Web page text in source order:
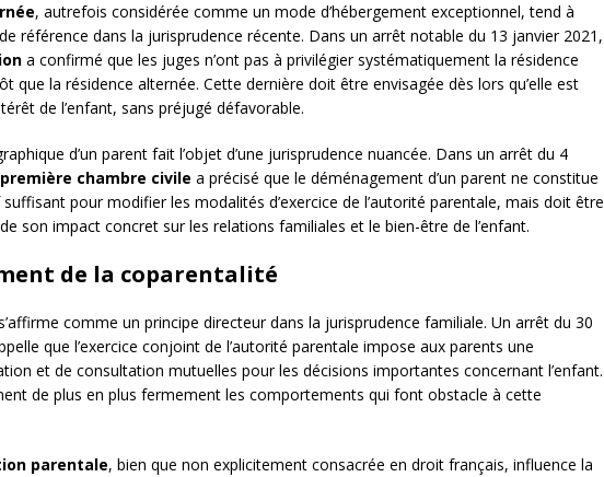
, autrefois considérée comme un mode d’hébergement exceptionnel, tend à
référence dans la jurisprudence récente. Dans un arrêt notable du 13 janvier 2021,
a confirmé que les juges n’ont pas à privilégier systématiquement la résidence
que la résidence alternée. Cette dernière doit être envisagée dès lors qu’elle est
de l’enfant, sans préjugé défavorable.
d’un parent fait l’objet d’une jurisprudence nuancée. Dans un arrêt du 4
première chambre civile a précisé que le déménagement d’un parent ne constitue
pour modifier les modalités d’exercice de l’autorité parentale, mais doit être
son impact concret sur les relations familiales et le bien-être de l’enfant.
de la coparentalité
comme un principe directeur dans la jurisprudence familiale. Un arrêt du 30
que l’exercice conjoint de l’autorité parentale impose aux parents une
et de consultation mutuelles pour les décisions importantes concernant l’enfant.
de plus en plus fermement les comportements qui font obstacle à cette
parentale, bien que non explicitement consacrée en droit français, influence la